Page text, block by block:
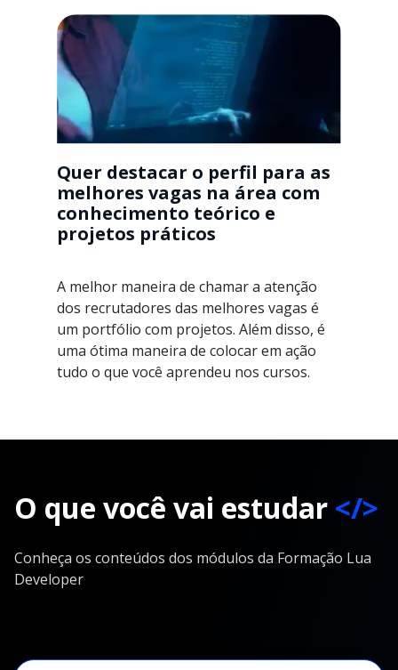
Quer destacar o perfil para as
melhores vagas na área com
conhecimento teórico e
projetos práticos
A melhor maneira de chamar a atenção
dos recrutadores das melhores vagas é
um portfólio com projetos. Além disso, é
uma ótima maneira de colocar em ação
tudo o que você aprendeu nos cursos.
O que você vai estudar </>
Conheça os conteúdos dos módulos da Formação Lua
Developer